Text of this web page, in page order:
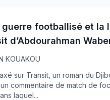
guerre footballisé et la
d’Abdourahman
KOUAKOU
sur Transit, un roman du
commentaire de match de
laquel...